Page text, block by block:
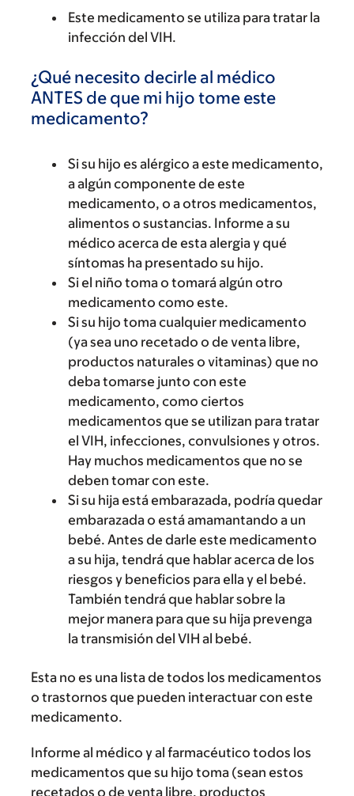
Este medicamento se utiliza para tratar la
infección del VIH.
¿Qué necesito decirle al médico
ANTES de que mi hijo tome este
medicamento?
Si su hijo es alérgico a este medicamento,
a algún componente de este
medicamento, o a otros medicamentos,
alimentos o sustancias. Informe a su
médico acerca de esta alergia y qué
síntomas ha presentado su hijo.
Si el niño toma o tomará algún otro
medicamento como este.
Si su hijo toma cualquier medicamento
(ya sea uno recetado o de venta libre,
productos naturales o vitaminas) que no
deba tomarse junto con este
medicamento, como ciertos
medicamentos que se utilizan para tratar
el VIH, infecciones, convulsiones y otros.
Hay muchos medicamentos que no se
deben tomar con este.
Si su hija está embarazada, podría quedar
embarazada o está amamantando a un
bebé. Antes de darle este medicamento
a su hija, tendrá que hablar acerca de los
riesgos y beneficios para ella y el bebé.
También tendrá que hablar sobre la
mejor manera para que su hija prevenga
la transmisión del VIH al bebé.
Esta no es una lista de todos los medicamentos
o trastornos que pueden interactuar con este
medicamento.
Informe al médico y al farmacéutico todos los
medicamentos que su hijo toma (sean estos
recetados o de venta libre, productos